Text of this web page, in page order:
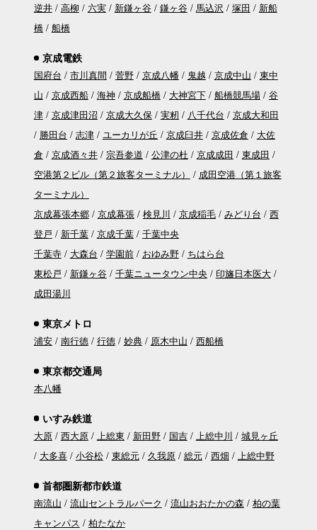
逆井
高柳 六実 新鎌ヶ谷 鎌ヶ谷 馬込沢 塚田
新船
橋
船橋
京成電鉄
国府台 市川真間 菅野 京成八幡 鬼越 京成中山
東中
山
京成西船 海神 京成船橋 大神宮下 船橋競馬場
谷
津
京成津田沼 京成大久保 実籾 八千代台
京成大和田
勝田台
志津 ユーカリが丘 京成臼井 京成佐倉
大佐
倉
京成酒々井 宗吾参道 公津の杜 京成成田
東成田
空港第２ビル（第２旅客ターミナル）
成田空港（第１旅客
ターミナル）
京成幕張本郷
京成幕張 検見川 京成稲毛 みどり台
西
登戸
新千葉 京成千葉
千葉中央
千葉寺
大森台 学園前 おゆみ野
ちはら台
東松戸
新鎌ヶ谷 千葉ニュータウン中央
印旛日本医大
成田湯川
東京メトロ
浦安 南行徳 行徳 妙典 原木中山 西船橋
東京都交通局
本八幡
いすみ鉄道
大原 西大原 上総東 新田野 国吉 上総中川
城見ヶ丘
大多喜
小谷松 東総元 久我原 総元 西畑 上総中野
首都圏新都市鉄道
南流山 流山セントラルパーク 流山おおたかの森
柏の葉
キャンパス
柏たなか